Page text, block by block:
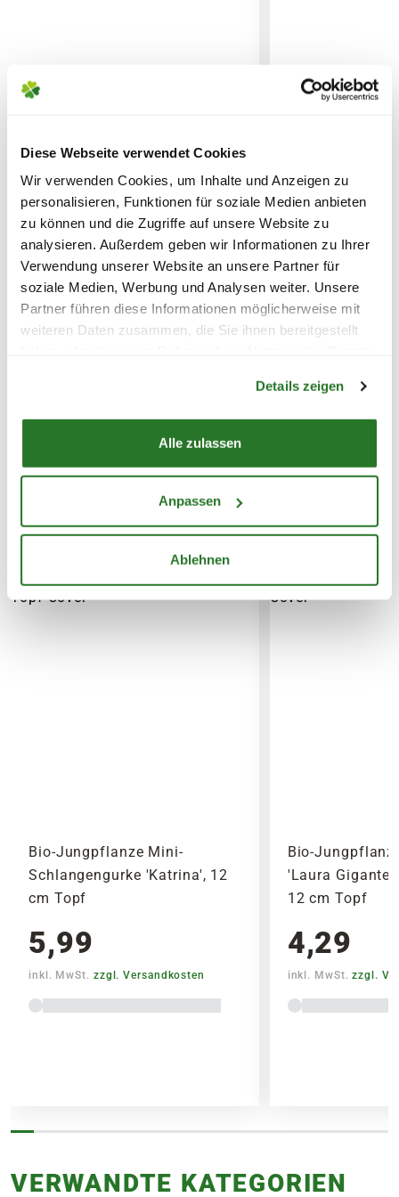
Diese Webseite verwendet Cookies
Wir verwenden Cookies, um Inhalte und Anzeigen zu
personalisieren, Funktionen für soziale Medien anbieten
zu können und die Zugriffe auf unsere Website zu
analysieren. Außerdem geben wir Informationen zu Ihrer
Verwendung unserer Website an unsere Partner für
soziale Medien, Werbung und Analysen weiter. Unsere
Partner führen diese Informationen möglicherweise mit
weiteren Daten zusammen, die Sie ihnen bereitgestellt
Details zeigen
Alle zulassen
Anpassen
Ablehnen
6,95€
für Standardpakete (z.B.Dünger oder
Erde)
SPERRGUTVERSAND
14,95€
SPEDITIONSVERSAND
29,95€
Bio-Jungpflanze Cherry
Tomate 'Trixi', 12 cm Topf
4,99
inkl. MwSt.zzgl. Versandkosten
Bio-
Fleischtomate
Krimm', 7 cm
4,99
inkl. MwSt. zzgl.
WEITERE PRODUKTE
Bio-Jungpflanze Mini-
Schlangengurke 'Katrina', 12
cm Topf
5,99
inkl. MwSt. zzgl. Versandkosten
Bio-
'Laura Gigante
12 cm Topf
4,29
inkl. MwSt.zzgl.
VERWANDTE KATEGORIEN